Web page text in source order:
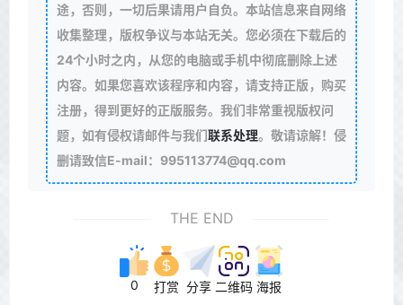
途，否则，一切后果请用户自负。本站信息来自网络
收集整理，版权争议与本站无关。您必须在下载后的
24个小时之内，从您的电脑或手机中彻底删除上述
内容。如果您喜欢该程序和内容，请支持正版，购买
注册，得到更好的正版服务。我们非常重视版权问
题，如有侵权请邮件与我们联系处理。敬请谅解！侵
删请致信E-mail：995113774@qq.com
THE END
0 打赏 分享 二维码 海报